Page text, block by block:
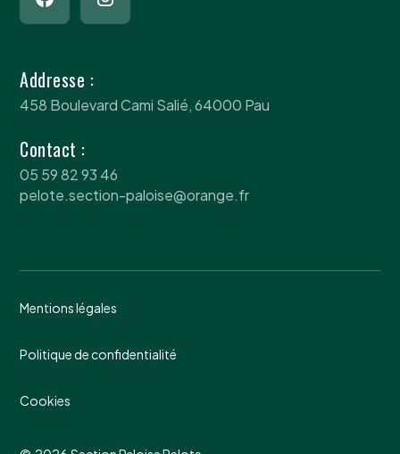
Addresse :
458 Boulevard Cami Salié, 64000 Pau
Contact :
05 59 82 93 46
pelote.section-paloise@orange.fr
Mentions légales
Politique de confidentialité
Cookies